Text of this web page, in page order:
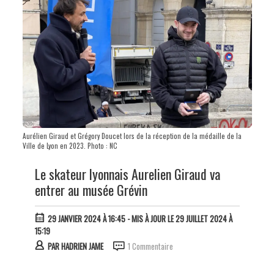
Aurélien Giraud et Grégory Doucet lors de la réception de la médaille de la
Ville de Lyon en 2023. Photo : NC
Le skateur lyonnais Aurelien Giraud va
entrer au musée Grévin
29 JANVIER 2024 À 16:45- MIS À JOUR LE 29 JUILLET 2024 À
15:19
PARHADRIEN JAME 1 Commentaire